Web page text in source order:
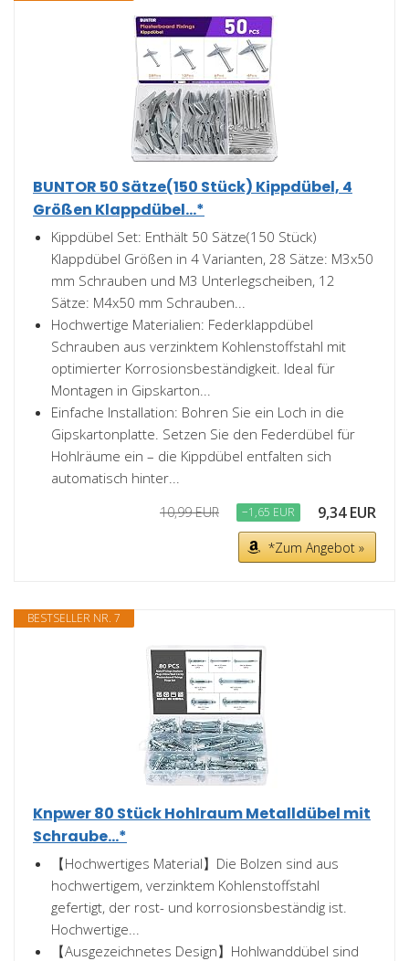
BUNTOR 50 Sätze(150 Stück) Kippdübel, 4
Größen Klappdübel...*
Kippdübel Set: Enthält 50 Sätze(150 Stück)
Klappdübel Größen in 4 Varianten, 28 Sätze: M3x50
mm Schrauben und M3 Unterlegscheiben, 12
Sätze: M4x50 mm Schrauben...
Hochwertige Materialien: Federklappdübel
Schrauben aus verzinktem Kohlenstoffstahl mit
optimierter Korrosionsbeständigkeit. Ideal für
Montagen in Gipskarton...
Einfache Installation: Bohren Sie ein Loch in die
Gipskartonplatte. Setzen Sie den Federdübel für
Hohlräume ein – die Kippdübel entfalten sich
automatisch hinter...
10,99 EUR −1,65 EUR 9,34 EUR
*Zum Angebot »
BESTSELLER NR. 7
Knpwer 80 Stück Hohlraum Metalldübel mit
Schraube...*
【Hochwertiges Material】Die Bolzen sind aus
hochwertigem, verzinktem Kohlenstoffstahl
gefertigt, der rost- und korrosionsbeständig ist.
Hochwertige...
【Ausgezeichnetes Design】Hohlwanddübel sind